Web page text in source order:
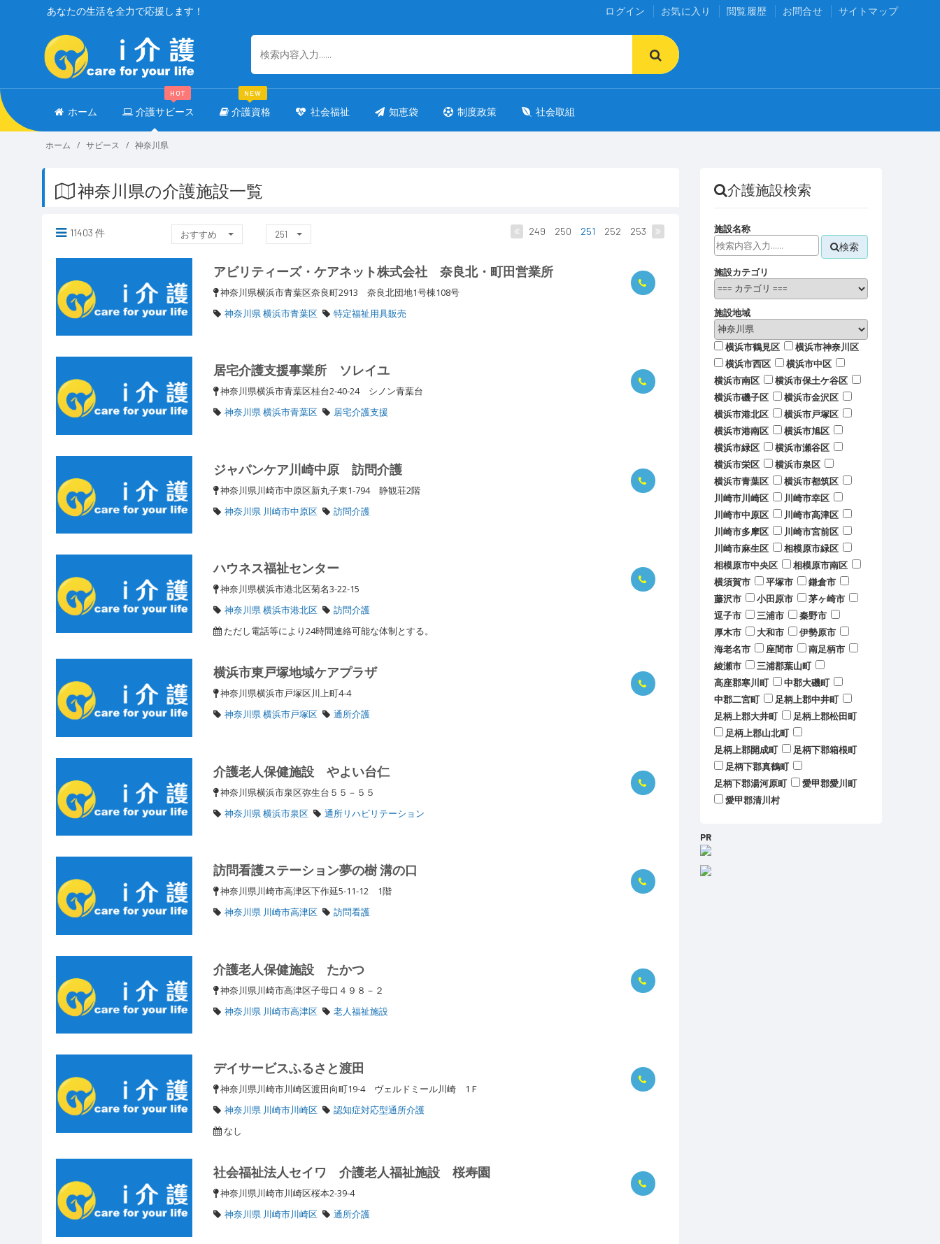
ログイン お気に入り 閲覧履歴 お問合せ サイトマップ
あなたの生活を全力で応援します！
ホーム 介護サビース
HOT
介護資格
NEW
社会福祉 知恵袋 制度政策 社会取組
ホーム サビース 神奈川県
神奈川県の介護施設一覧
11403 件 おすすめ 251 249 250 251 252 253
アビリティーズ・ケアネット株式会社 奈良北・町田営業所
神奈川県横浜市青葉区奈良町2913 奈良北団地1号棟108号
神奈川県 横浜市青葉区
特定福祉用具販売
居宅介護支援事業所 ソレイユ
神奈川県横浜市青葉区桂台2-40-24 シノン青葉台
神奈川県 横浜市青葉区
居宅介護支援
ジャパンケア川崎中原 訪問介護
神奈川県川崎市中原区新丸子東1-794 静観荘2階
神奈川県 川崎市中原区
訪問介護
ハウネス福祉センター
神奈川県横浜市港北区菊名3-22-15
神奈川県 横浜市港北区
訪問介護
ただし電話等により24時間連絡可能な体制とする。
横浜市東戸塚地域ケアプラザ
神奈川県横浜市戸塚区川上町4-4
神奈川県 横浜市戸塚区
通所介護
介護老人保健施設 やよい台仁
神奈川県横浜市泉区弥生台５５－５５
神奈川県 横浜市泉区
通所リハビリテーション
訪問看護ステーション夢の樹 溝の口
神奈川県川崎市高津区下作延5-11-12 1階
神奈川県 川崎市高津区
訪問看護
介護老人保健施設 たかつ
神奈川県川崎市高津区子母口４９８－２
神奈川県 川崎市高津区
老人福祉施設
デイサービスふるさと渡田
神奈川県川崎市川崎区渡田向町19-4 ヴェルドミール川崎 1Ｆ
神奈川県 川崎市川崎区
認知症対応型通所介護
なし
社会福祉法人セイワ 介護老人福祉施設 桜寿園
神奈川県川崎市川崎区桜本2-39-4
神奈川県 川崎市川崎区
通所介護
介護施設検索
施設名称
検索
施設カテゴリ
施設地域
横浜市鶴見区
横浜市神奈川区
横浜市西区
横浜市中区
横浜市南区
横浜市保土ケ谷区
横浜市磯子区
横浜市金沢区
横浜市港北区
横浜市戸塚区
横浜市港南区
横浜市旭区
横浜市緑区
横浜市瀬谷区
横浜市栄区
横浜市泉区
横浜市青葉区
横浜市都筑区
川崎市川崎区
川崎市幸区
川崎市中原区
川崎市高津区
川崎市多摩区
川崎市宮前区
川崎市麻生区
相模原市緑区
相模原市中央区
相模原市南区
横須賀市
平塚市
鎌倉市
藤沢市
小田原市
茅ヶ崎市
逗子市
三浦市
秦野市
厚木市
大和市
伊勢原市
海老名市
座間市
南足柄市
綾瀬市
三浦郡葉山町
高座郡寒川町
中郡大磯町
中郡二宮町
足柄上郡中井町
足柄上郡大井町
足柄上郡松田町
足柄上郡山北町
足柄上郡開成町
足柄下郡箱根町
足柄下郡真鶴町
足柄下郡湯河原町
愛甲郡愛川町
愛甲郡清川村
PR